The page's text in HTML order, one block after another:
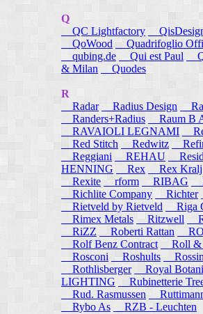
Q
QC Lightfactory
QoWood Quadrifoglio
qubing.de
Qui est Paul
& Milan
Quodes
R
Radar
Radius Design
Randers+Radius
Raum B
RAVAIOLI LEGNAMI
Red Stitch
Redwitz
Reggiani
REHAU
HENNING
Rex Rex Kralj
Rexite
rform RIBAG
Richlite Company
Richter
Rietveld by Rietveld
Riga
Rimex Metals
Ritzwell
RiZZ
Roberti Rattan
Rolf Benz Contract
Roll &
Rosconi Roshults Rossin
Rothlisberger
Royal
LIGHTING
Rubinetterie
Rud. Rasmussen
Rybo As
RZB - Leuchten